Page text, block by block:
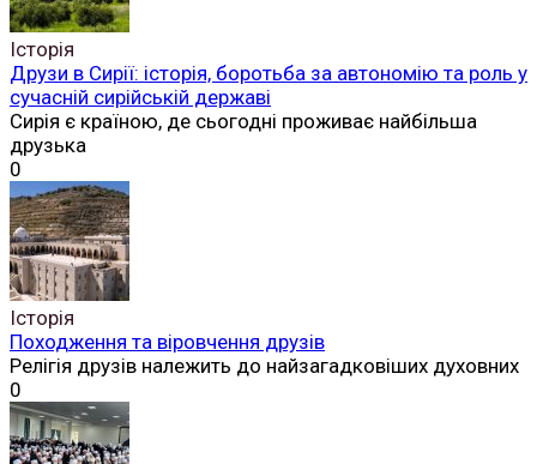
Історія
Друзи в Сирії: історія, боротьба за автономію та роль у
сучасній сирійській державі
Сирія є країною, де сьогодні проживає найбільша
друзька
0
Історія
Походження та віровчення друзів
Релігія друзів належить до найзагадковіших духовних
0